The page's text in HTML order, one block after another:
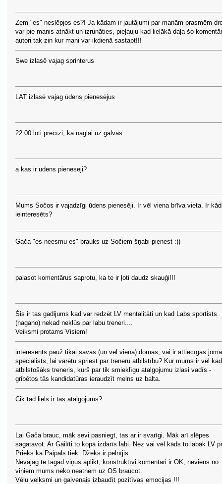
Zem "es" neslēpjos es?! Ja kādam ir jautājumi par manām prasmēm
var pie manis atnākt un izrunāties, pieļauju kad lielākā daļa šo
autori tak zin kur mani var ikdienā sastapt!!!
Swe izlasē vajag sprinterus
LAT izlasē vajag ūdens pienesējus
22:00 ļoti precīzi, ka naglai uz galvas
a kas ir udens pieneseji?
Mums Sočos ir vajadzīgi ūdens pienesēji. Ir vēl viena brīva vieta. Ir
ieinteresēts?
Gača "es neesmu es" brauks uz Sočiem šņabi pienest :))
palasot komentārus saprotu, ka te ir ļoti daudz skauģi!!!
Šis ir tas gadijums kad var redzēt LV mentalitāti un kad Labs sportists
(nagano) nekad neklūs par labu treneri....
Veiksmi protams Visiem!
interesents pauž tikai savas (un vēl viena) domas, vai ir attiecīgās
speciālists, lai varētu spriest par treneru atbilstību? Kur mums ir vēl
atbilstošāks treneris, kurš par tik smieklīgu atalgojumu izlasi vadīs -
gribētos tās kandidatūras ieraudzīt melns uz balta.
Cik tad liels ir tas atalgojums?
Lai Gača brauc, māk sevi pasniegt, tas ar ir svarīgi. Māk arī slēpes
sagatavot. Ar Gailīti to kopā izdarīs labi. Nez vai vēl kāds to labāk LV
Prieks ka Paipals tiek. Džeks ir pelnījis.
Nevajag te tagad viņus aplikt, konstruktīvi komentāri ir OK, neviens no
viņiem mums neko neatņem uz OS braucot.
Vēlu veiksmi un galvenais izbaudīt pozitīvas emocijas !!!